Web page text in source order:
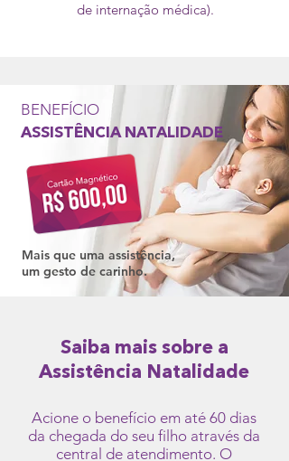
de internação médica).
BENEFÍCIO
ASSISTÊNCIA NATALIDADE
Mais que uma assistência,
um gesto de carinho.
Saiba mais sobre a
Assistência Natalidade
Acione o benefício em até 60 dias
da chegada do seu filho através da
central de atendimento. O